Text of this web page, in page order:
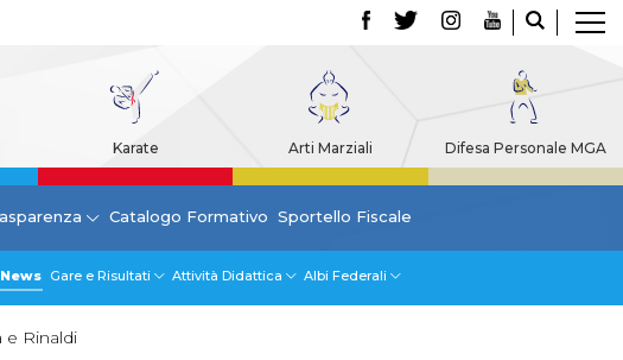
Karate Arti Marziali Difesa Personale MGA
Catalogo Formativo Sportello Fiscale
News Gare e Risultati Attività Didattica Albi Federali
e Rinaldi